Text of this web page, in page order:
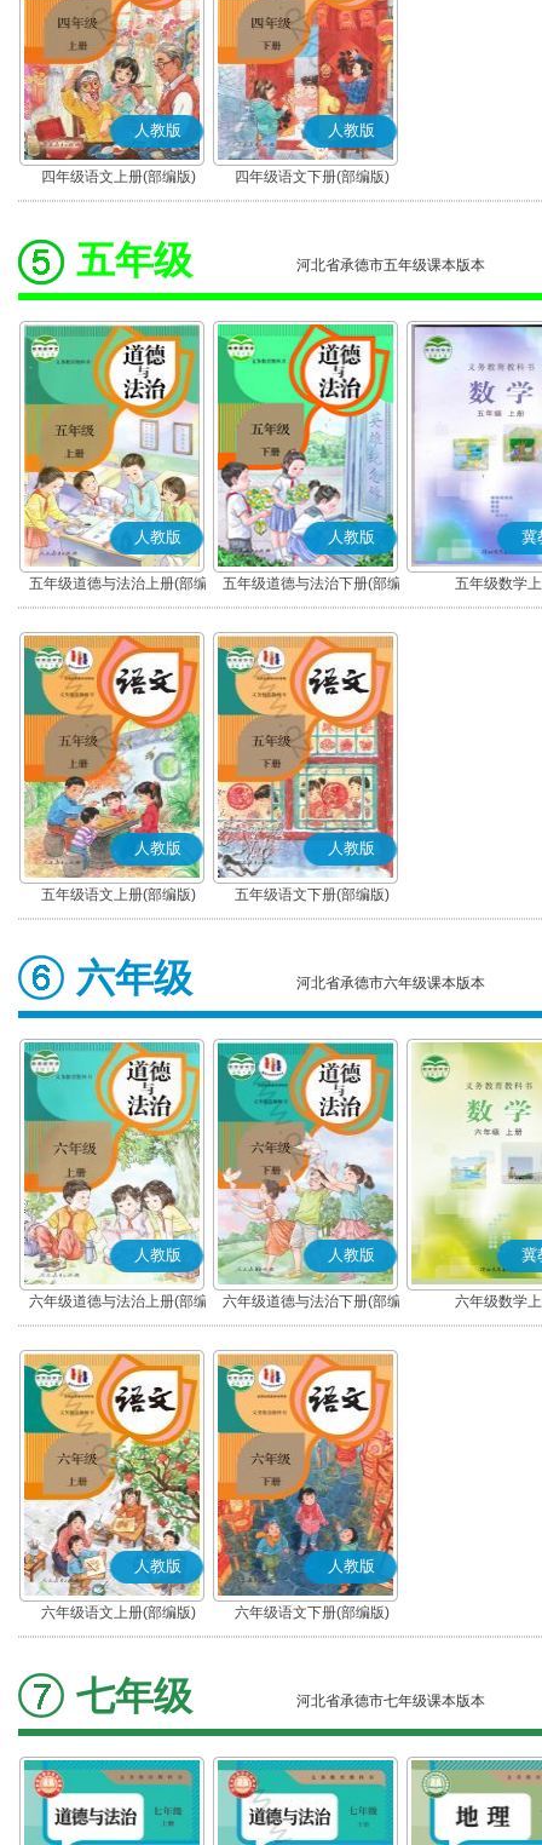
人教版
四年级语文上册(部编版)
人教版
四年级语文下册(部编版)
五年级 河北省承德市五年级课本版本
人教版
五年级道德与法治上册(部编
版)
人教版
五年级道德与法治下册(部编
版)
冀
五年级数学
人教版
五年级语文上册(部编版)
人教版
五年级语文下册(部编版)
六年级 河北省承德市六年级课本版本
人教版
六年级道德与法治上册(部编
版)
人教版
六年级道德与法治下册(部编
版)
冀
六年级数学
人教版
六年级语文上册(部编版)
人教版
六年级语文下册(部编版)
七年级 河北省承德市七年级课本版本